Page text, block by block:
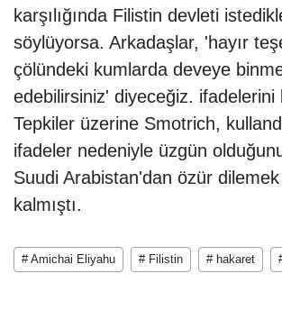
karşılığında Filistin devleti
söylüyorsa. Arkadaşlar, 'hayır
çölündeki kumlarda deveye
edebilirsiniz' diyeceğiz. ifadelerini
Tepkiler üzerine Smotrich,
ifadeler nedeniyle üzgün
Suudi Arabistan'dan özür
kalmıştı.
# Amichai Eliyahu # Filistin # hakaret